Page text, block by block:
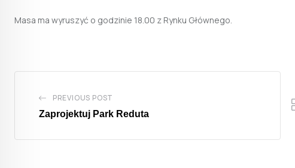
Masa ma wyruszyć o godzinie 18.00 z Rynku Głównego.
PREVIOUS POST
Zaprojektuj Park Reduta